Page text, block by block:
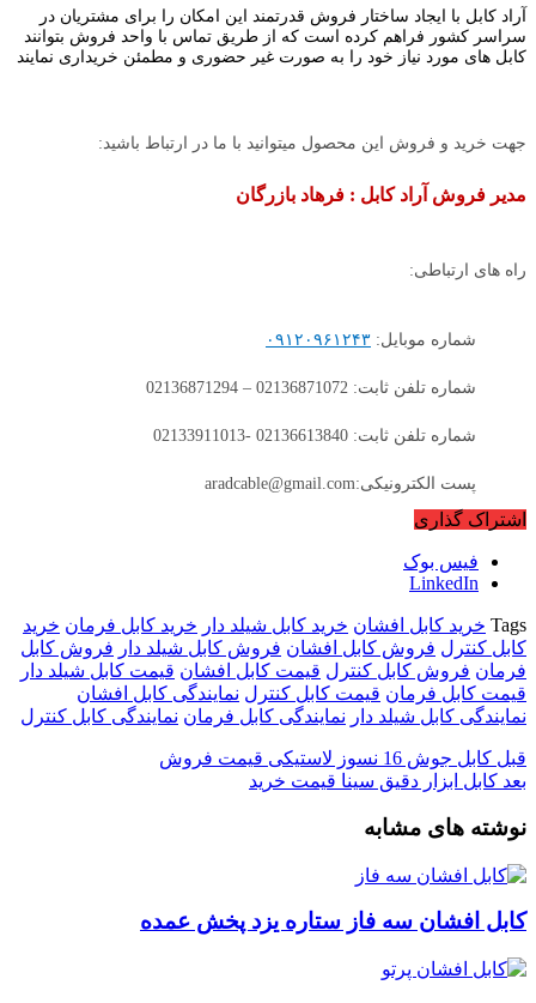
آراد کابل با ایجاد ساختار فروش قدرتمند این امکان را برای مشتریان در
سراسر کشور فراهم کرده است که از طریق تماس با واحد فروش بتوانند
کابل های مورد نیاز خود را به صورت غیر حضوری و مطمئن خریداری نمایند
جهت خرید و فروش این محصول میتوانید با ما در ارتباط باشید:
مدیر فروش آراد کابل : فرهاد بازرگان
راه های ارتباطی:
شماره موبایل: ۰۹۱۲۰۹۶۱۲۴۳
شماره تلفن ثابت: 02136871072 – 02136871294
شماره تلفن ثابت: 02136613840 -02133911013
پست الکترونیکی:aradcable@gmail.com
اشتراک گذاری
فیس بوک
LinkedIn
Tags خرید کابل افشان خرید کابل شیلد دار خرید کابل فرمان خرید
کابل کنترل فروش کابل افشان فروش کابل شیلد دار فروش کابل
فرمان فروش کابل کنترل قیمت کابل افشان قیمت کابل شیلد دار
قیمت کابل فرمان قیمت کابل کنترل نمایندگی کابل افشان
نمایندگی کابل شیلد دار نمایندگی کابل فرمان نمایندگی کابل کنترل
قبل کابل جوش 16 نسوز لاستیکی قیمت فروش
بعد کابل ابزار دقیق سینا قیمت خرید
نوشته های مشابه
کابل افشان سه فاز ستاره یزد پخش عمده